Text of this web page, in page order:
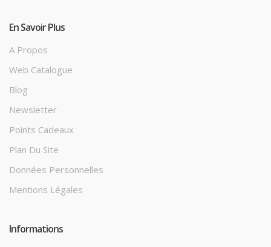
En Savoir Plus
A Propos
Web Catalogue
Blog
Newsletter
Points Cadeaux
Plan Du Site
Données Personnelles
Mentions Légales
Informations